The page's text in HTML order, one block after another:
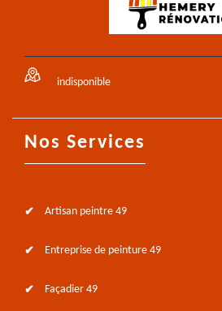
indisponible
Nos Services
Artisan peintre 49
Entreprise de peinture 49
Façadier 49